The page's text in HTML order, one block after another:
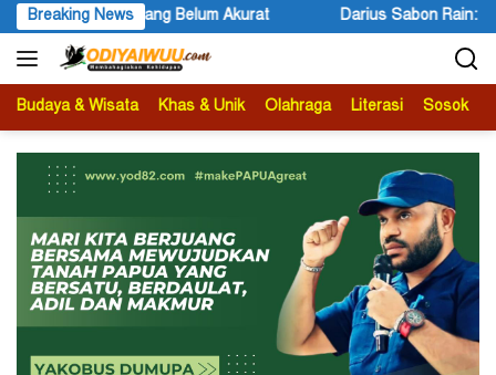
Langsung
ke
konten
Breaking News
Darius Sabon Rain: 19 Finalis Bersaing Memasuki Tahap
Budaya & Wisata Khas & Unik Olahraga Literasi Sosok